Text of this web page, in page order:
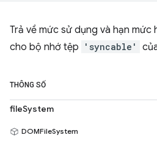
Trả về mức sử dụng và hạn mức
cho bộ nhớ tệp
'syncable'
THÔNG SỐ
fileSystem
DOMFileSystem